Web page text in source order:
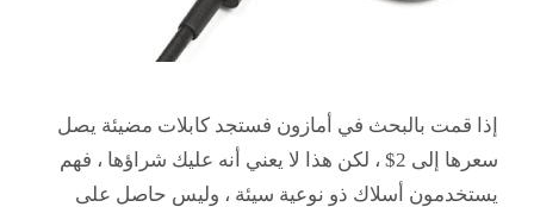
إذا قمت بالبحث في أمازون فستجد كابلات مضيئة يصل
سعرها إلى 2$ ، لكن هذا لا يعني أنه عليك شراؤها ، فهم
يستخدمون أسلاك ذو نوعية سيئة ، وليس حاصل على